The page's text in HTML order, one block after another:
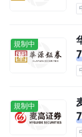
規制中
規制中